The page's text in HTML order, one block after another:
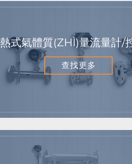
熱式氣體質(ZHÌ)量流量計/
查找更多